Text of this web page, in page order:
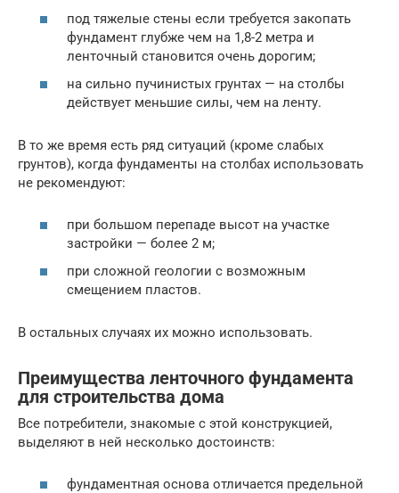
под тяжелые стены если требуется закопать
фундамент глубже чем на 1,8-2 метра и
ленточный становится очень дорогим;
на сильно пучинистых грунтах — на столбы
действует меньшие силы, чем на ленту.
В то же время есть ряд ситуаций (кроме слабых
грунтов), когда фундаменты на столбах использовать
не рекомендуют:
при большом перепаде высот на участке
застройки — более 2 м;
при сложной геологии с возможным
смещением пластов.
В остальных случаях их можно использовать.
Преимущества ленточного фундамента
для строительства дома
Все потребители, знакомые с этой конструкцией,
выделяют в ней несколько достоинств:
фундаментная основа отличается предельной